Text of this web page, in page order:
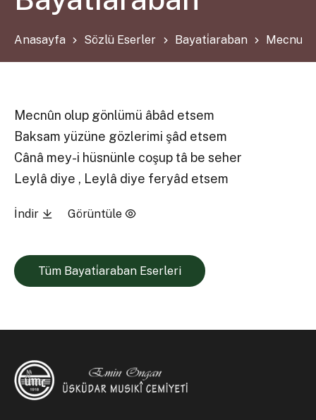
Anasayfa Sözlü Eserler Bayati̇araban Mecnun
Mecnûn olup gönlümü âbâd etsem
Baksam yüzüne gözlerimi şâd etsem
Cânâ mey-i hüsnünle coşup tâ be seher
Leylâ diye , Leylâ diye feryâd etsem
İndir Görüntüle
Tüm Bayati̇araban Eserleri